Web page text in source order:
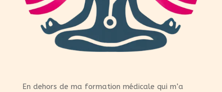
En dehors de ma formation médicale qui m’a